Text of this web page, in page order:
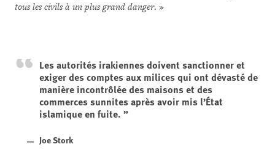
tous les civils à un plus grand danger. »
Les autorités irakiennes doivent sanctionner et
exiger des comptes aux milices qui ont dévasté de
manière incontrôlée des maisons et des
commerces sunnites après avoir mis l’État
islamique en fuite.
Joe Stork